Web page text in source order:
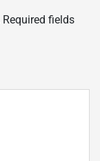
Required fields